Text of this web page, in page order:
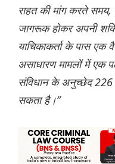
राहत की मांग करते समय,
जागरूक होकर अपनी
याचिकाकर्ता के पास
असाधारण मामलों में एक
संविधान के अनुच्छेद 226
सकता है।”